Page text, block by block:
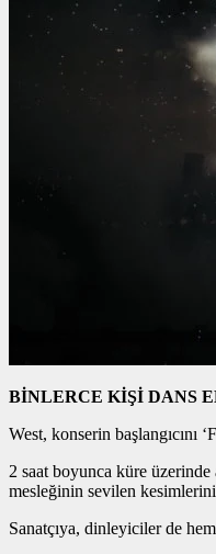
BİNLERCE KİŞİ DANS
West, konserin başlangıcını
2 saat boyunca küre üzerinde
mesleğinin sevilen
Sanatçıya, dinleyiciler de